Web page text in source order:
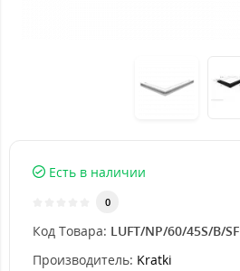
Есть в наличии
0
Код Товара: LUFT/NP/60/45S/B/SF
Производитель: Kratki